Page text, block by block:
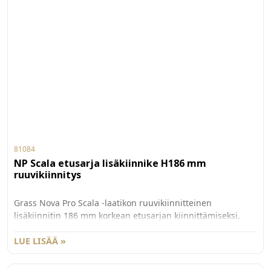
81084
NP Scala etusarja lisäkiinnike H186 mm
ruuvikiinnitys
Grass Nova Pro Scala -laatikon ruuvikiinnitteinen
lisäkiinnitin 186 mm korkean etusarjan kiinnittämiseksi.
Myydään kappaleittain. 100 kpl/ltk.
LUE LISÄÄ »